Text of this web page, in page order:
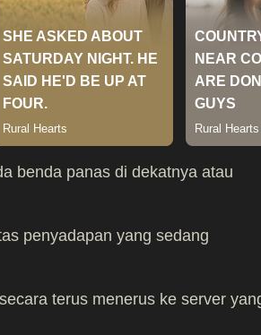
benda panas di dekatnya atau
penyadapan yang sedang
terus menerus ke server